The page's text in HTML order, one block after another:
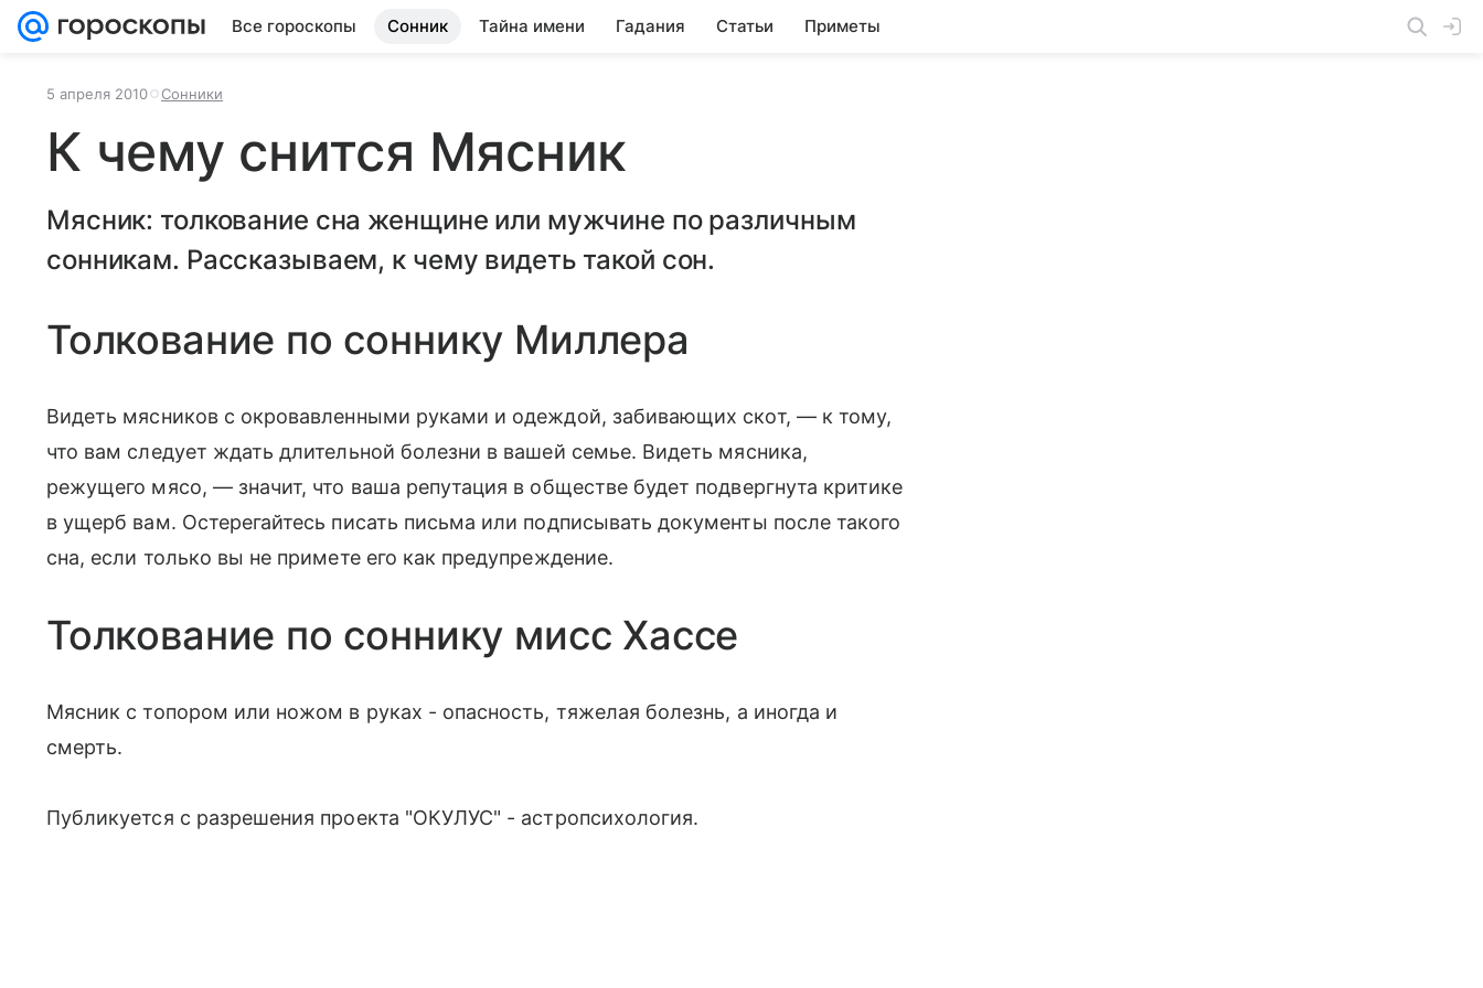
Все гороскопы Сонник Тайна имени Гадания Статьи Приметы
5 апреля 2010 Сонники
К чему снится Мясник
Мясник: толкование сна женщине или мужчине по различным
сонникам. Рассказываем, к чему видеть такой сон.
Толкование по соннику Миллера
Видеть мясников с окровавленными руками и одеждой, забивающих скот, — к тому,
что вам следует ждать длительной болезни в вашей семье. Видеть мясника,
режущего мясо, — значит, что ваша репутация в обществе будет подвергнута критике
в ущерб вам. Остерегайтесь писать письма или подписывать документы после такого
сна, если только вы не примете его как предупреждение.
Толкование по соннику мисс Хассе
Мясник с топором или ножом в руках - опасность, тяжелая болезнь, а иногда и
смерть.
Публикуется с разрешения проекта "ОКУЛУС" - астропсихология.